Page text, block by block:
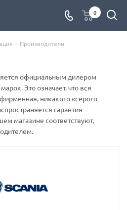
0
- Производители
официальным дилером
Это означает, что вся
никакого «серого
гарантия
магазине соответствуют,